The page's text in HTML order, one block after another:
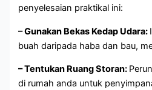
penyelesaian praktikal ini:
– Gunakan Bekas Kedap Udara:
buah daripada haba dan bau,
– Tentukan Ruang Storan:
di rumah anda untuk